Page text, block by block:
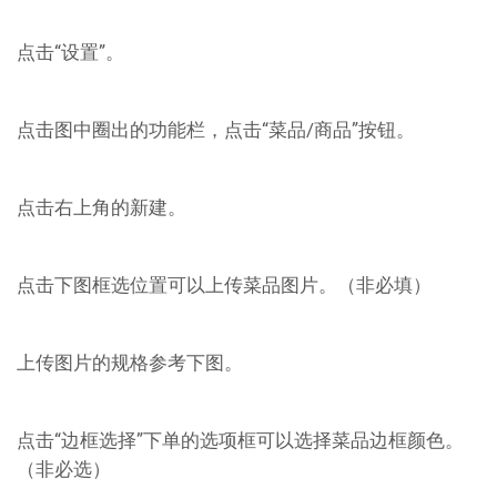
点击“设置”。
点击图中圈出的功能栏，点击“菜品/商品”按钮。
点击右上角的新建。
点击下图框选位置可以上传菜品图片。（非必填）
上传图片的规格参考下图。
点击“边框选择”下单的选项框可以选择菜品边框颜色。
（非必选）